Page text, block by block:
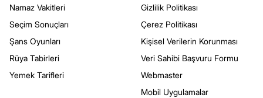
Namaz Vakitleri
Seçim Sonuçları
Şans Oyunları
Rüya Tabirleri
Yemek Tarifleri
Gizlilik Politikası
Çerez Politikası
Kişisel Verilerin Korunması
Veri Sahibi Başvuru Formu
Webmaster
Mobil Uygulamalar